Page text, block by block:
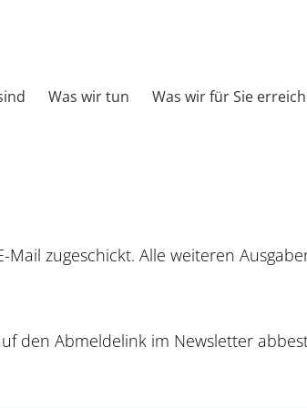
Was wir tun Was wir für Sie
zugeschickt. Alle weiteren
den Abmeldelink im Newsletter